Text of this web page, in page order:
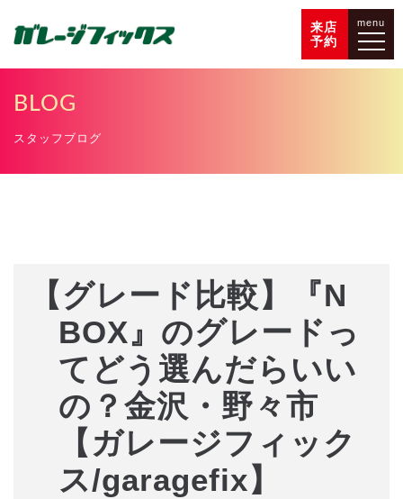
来店
予約
menu
BLOG
スタッフブログ
【グレード比較】『N
BOX』のグレードっ
てどう選んだらいい
の？金沢・野々市
【ガレージフィック
ス/garagefix】